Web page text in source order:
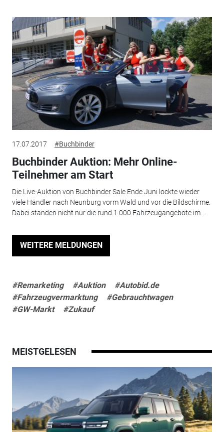
17.07.2017 #Buchbinder
Buchbinder Auktion: Mehr Online-
Teilnehmer am Start
Die Live-Auktion von Buchbinder Sale Ende Juni lockte wieder
viele Händler nach Neunburg vorm Wald und vor die Bildschirme.
Dabei standen nicht nur die rund 1.000 Fahrzeugangebote im...
WEITERE MELDUNGEN
#Remarketing #Auktion
#Autobid.de
#Fahrzeugvermarktung
#Gebrauchtwagen
#GW-Markt
#Zukauf
MEISTGELESEN